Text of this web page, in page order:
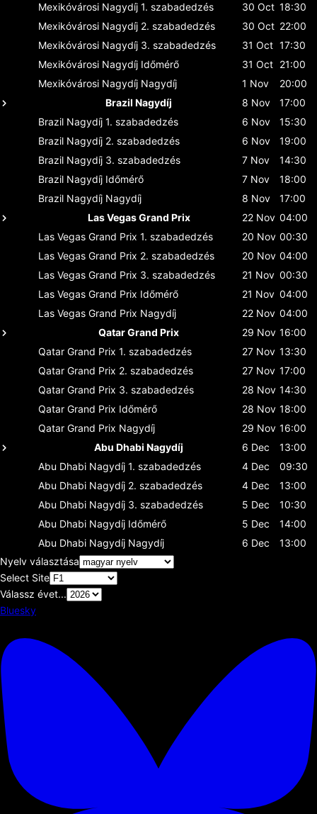
Mexikóvárosi Nagydíj 1. szabadedzés 30 Oct 18:30
Mexikóvárosi Nagydíj 2. szabadedzés 30 Oct 22:00
Mexikóvárosi Nagydíj 3. szabadedzés 31 Oct 17:30
Mexikóvárosi Nagydíj Időmérő 31 Oct 21:00
Mexikóvárosi Nagydíj Nagydíj 1 Nov
20:00
Brazil Nagydíj
8 Nov
17:00
Brazil Nagydíj 1. szabadedzés 6 Nov
15:30
Brazil Nagydíj 2. szabadedzés 6 Nov
19:00
Brazil Nagydíj 3. szabadedzés 7 Nov
14:30
Brazil Nagydíj Időmérő 7 Nov
18:00
Brazil Nagydíj Nagydíj 8 Nov
17:00
Las Vegas Grand Prix
22 Nov 04:00
Las Vegas Grand Prix 1. szabadedzés 20 Nov 00:30
Las Vegas Grand Prix 2. szabadedzés 20 Nov 04:00
Las Vegas Grand Prix 3. szabadedzés 21 Nov 00:30
Las Vegas Grand Prix Időmérő 21 Nov 04:00
Las Vegas Grand Prix Nagydíj 22 Nov 04:00
Qatar Grand Prix
29 Nov 16:00
Qatar Grand Prix 1. szabadedzés 27 Nov 13:30
Qatar Grand Prix 2. szabadedzés 27 Nov 17:00
Qatar Grand Prix 3. szabadedzés 28 Nov 14:30
Qatar Grand Prix Időmérő 28 Nov 18:00
Qatar Grand Prix Nagydíj 29 Nov 16:00
Abu Dhabi Nagydíj
6 Dec
13:00
Abu Dhabi Nagydíj 1. szabadedzés 4 Dec
09:30
Abu Dhabi Nagydíj 2. szabadedzés 4 Dec
13:00
Abu Dhabi Nagydíj 3. szabadedzés 5 Dec
10:30
Abu Dhabi Nagydíj Időmérő 5 Dec
14:00
Abu Dhabi Nagydíj Nagydíj 6 Dec
13:00
Nyelv választása
Select Site
Válassz évet...
Bluesky